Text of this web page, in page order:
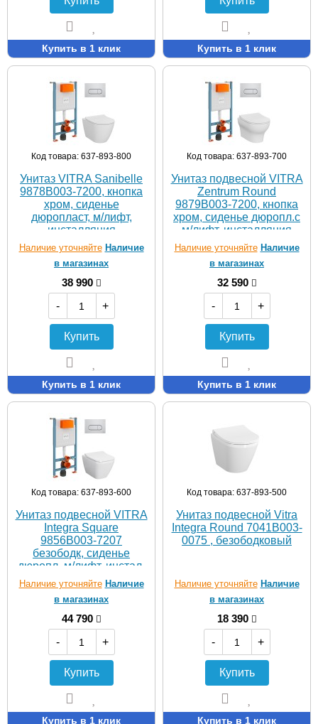
Купить в 1 клик Купить в 1 клик
Код товара: 637-893-800
Унитаз VITRA Sanibelle
9878B003-7200, кнопка
хром, сиденье
дюропласт, м/лифт,
инсталляция
Наличие уточняйте Наличие
в магазинах
38 990
-
+
Купить
Купить в 1 клик
Код товара: 637-893-700
Унитаз подвесной VITRA
Zentrum Round
9879B003-7200, кнопка
хром, сиденье дюропл.с
м/лифт, инсталляция
Наличие уточняйте Наличие
в магазинах
32 590
-
+
Купить
Купить в 1 клик
Код товара: 637-893-600
Унитаз подвесной VITRA
Integra Square
9856B003-7207
безободк, сиденье
дюропл, м/лифт, инстал,
клавиша
Наличие уточняйте Наличие
в магазинах
44 790
-
+
Купить
Купить в 1 клик
Код товара: 637-893-500
Унитаз подвесной Vitra
Integra Round 7041B003-
0075 , безободковый
Наличие уточняйте Наличие
в магазинах
18 390
-
+
Купить
Купить в 1 клик